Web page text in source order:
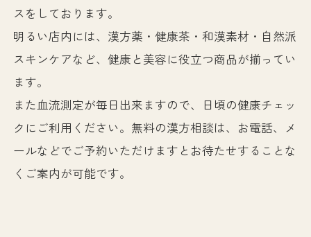
スをしております。
明るい店内には、漢方薬・健康茶・和漢素材・自然派
スキンケアなど、健康と美容に役立つ商品が揃ってい
ます。
また血流測定が毎日出来ますので、日頃の健康チェッ
クにご利用ください。無料の漢方相談は、お電話、メ
ールなどでご予約いただけますとお待たせすることな
くご案内が可能です。